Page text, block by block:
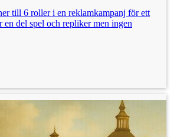
till 6 roller i en reklamkampanj för ett
del spel och repliker men ingen